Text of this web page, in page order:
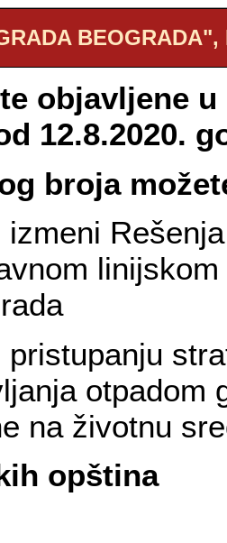
BEOGRADA",
objavljene
12.8.2020.
broja
izmeni
pristupanju
otpadom
na životnu
opština